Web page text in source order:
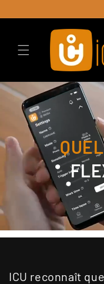
content
ICU reconnaît